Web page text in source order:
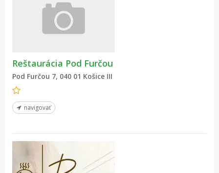
Reštaurácia Pod Furčou
Pod Furčou 7, 040 01 Košice III
navigovať